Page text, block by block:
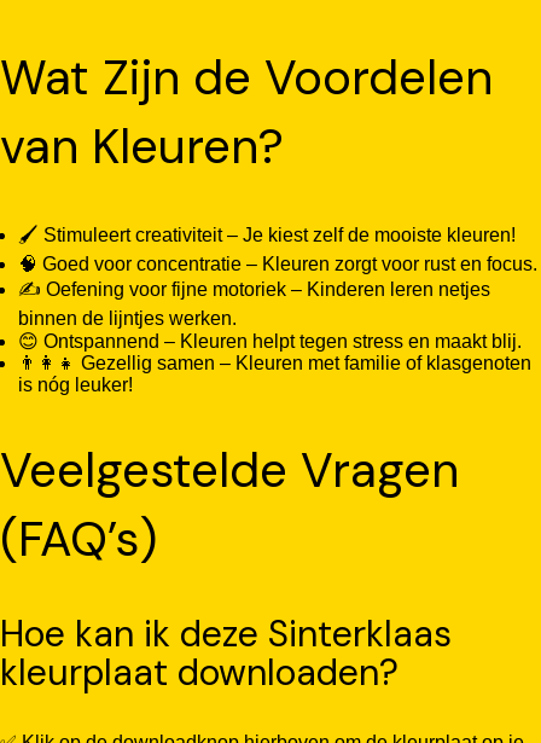
Wat Zijn de Voordelen
van Kleuren?
🖌️ Stimuleert creativiteit – Je kiest zelf de mooiste kleuren!
🧠 Goed voor concentratie – Kleuren zorgt voor rust en focus.
✍️ Oefening voor fijne motoriek – Kinderen leren netjes
binnen de lijntjes werken.
😊 Ontspannend – Kleuren helpt tegen stress en maakt blij.
👨‍👩‍👧 Gezellig samen – Kleuren met familie of klasgenoten
is nóg leuker!
Veelgestelde Vragen
(FAQ’s)
Hoe kan ik deze Sinterklaas
kleurplaat downloaden?